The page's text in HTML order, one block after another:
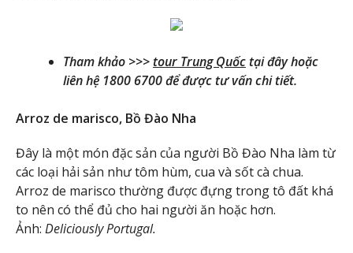
Tham khảo >>>tour Trung Quốctại đây hoặc
liên hệ 1800 6700 để được tư vấn chi tiết.
Arroz de marisco, Bồ Đào Nha
Đây là một món đặc sản của người Bồ Đào Nha làm từ
các loại hải sản như tôm hùm, cua và sốt cà chua.
Arroz de marisco thường được đựng trong tô đất khá
to nên có thể đủ cho hai người ăn hoặc hơn.
Ảnh: Deliciously Portugal.